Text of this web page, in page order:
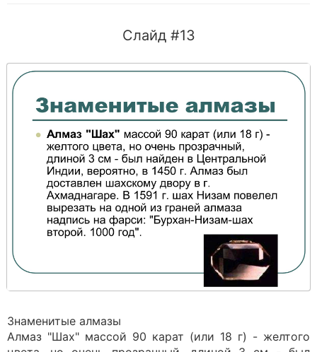
Слайд #13
Знаменитые алмазы
Алмаз "Шах" массой 90 карат (или 18 г) - желтого